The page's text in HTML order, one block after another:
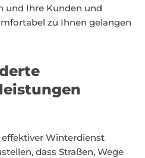
und Ihre Kunden und
zu Ihnen gelangen
Winterdienst
dass Straßen, Wege